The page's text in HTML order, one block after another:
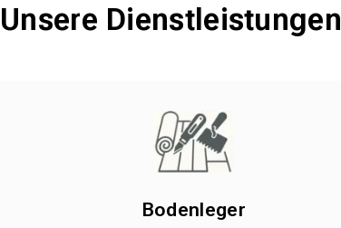
Unsere Dienstleistungen
Bodenleger